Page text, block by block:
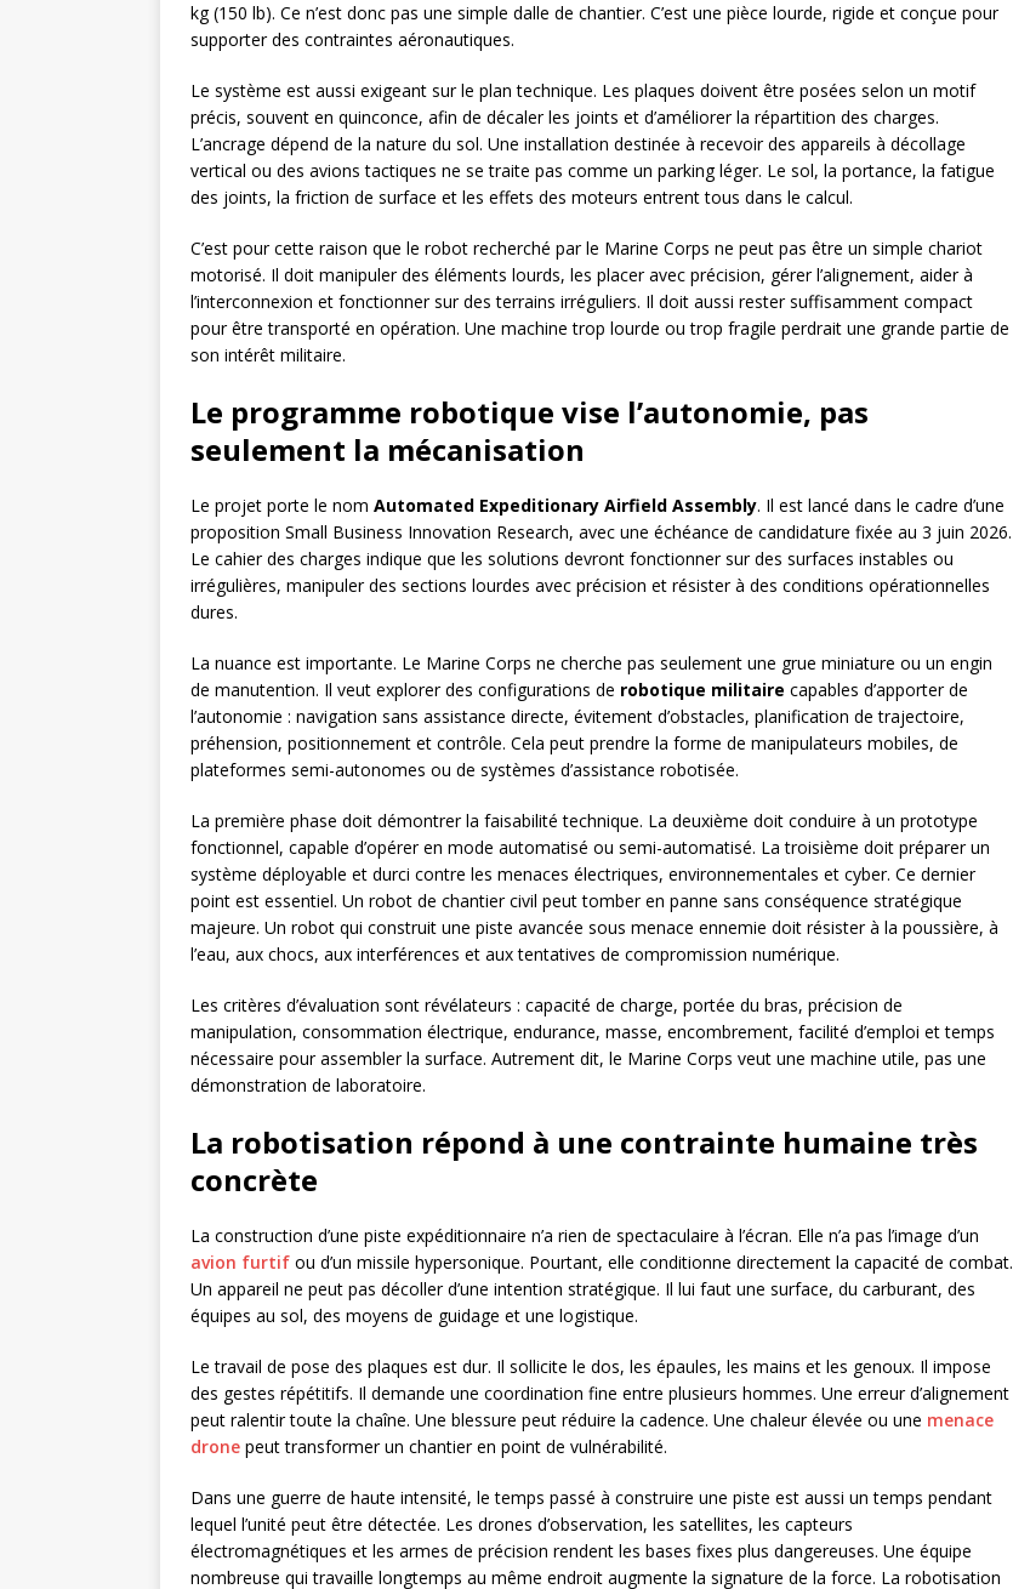
kg (150 lb). Ce n’est donc pas une simple dalle de chantier. C’est une pièce lourde, rigide et conçue pour
supporter des contraintes aéronautiques.
Le système est aussi exigeant sur le plan technique. Les plaques doivent être posées selon un motif
précis, souvent en quinconce, afin de décaler les joints et d’améliorer la répartition des charges.
L’ancrage dépend de la nature du sol. Une installation destinée à recevoir des appareils à décollage
vertical ou des avions tactiques ne se traite pas comme un parking léger. Le sol, la portance, la fatigue
des joints, la friction de surface et les effets des moteurs entrent tous dans le calcul.
C’est pour cette raison que le robot recherché par le Marine Corps ne peut pas être un simple chariot
motorisé. Il doit manipuler des éléments lourds, les placer avec précision, gérer l’alignement, aider à
l’interconnexion et fonctionner sur des terrains irréguliers. Il doit aussi rester suffisamment compact
pour être transporté en opération. Une machine trop lourde ou trop fragile perdrait une grande partie de
son intérêt militaire.
Le programme robotique vise l’autonomie, pas
seulement la mécanisation
Le projet porte le nom Automated Expeditionary Airfield Assembly. Il est lancé dans le cadre d’une
proposition Small Business Innovation Research, avec une échéance de candidature fixée au 3 juin 2026.
Le cahier des charges indique que les solutions devront fonctionner sur des surfaces instables ou
irrégulières, manipuler des sections lourdes avec précision et résister à des conditions opérationnelles
dures.
La nuance est importante. Le Marine Corps ne cherche pas seulement une grue miniature ou un engin
de manutention. Il veut explorer des configurations de robotique militaire capables d’apporter de
l’autonomie : navigation sans assistance directe, évitement d’obstacles, planification de trajectoire,
préhension, positionnement et contrôle. Cela peut prendre la forme de manipulateurs mobiles, de
plateformes semi-autonomes ou de systèmes d’assistance robotisée.
La première phase doit démontrer la faisabilité technique. La deuxième doit conduire à un prototype
fonctionnel, capable d’opérer en mode automatisé ou semi-automatisé. La troisième doit préparer un
système déployable et durci contre les menaces électriques, environnementales et cyber. Ce dernier
point est essentiel. Un robot de chantier civil peut tomber en panne sans conséquence stratégique
majeure. Un robot qui construit une piste avancée sous menace ennemie doit résister à la poussière, à
l’eau, aux chocs, aux interférences et aux tentatives de compromission numérique.
Les critères d’évaluation sont révélateurs : capacité de charge, portée du bras, précision de
manipulation, consommation électrique, endurance, masse, encombrement, facilité d’emploi et temps
nécessaire pour assembler la surface. Autrement dit, le Marine Corps veut une machine utile, pas une
démonstration de laboratoire.
La robotisation répond à une contrainte humaine très
concrète
La construction d’une piste expéditionnaire n’a rien de spectaculaire à l’écran. Elle n’a pas l’image d’un
avion furtif ou d’un missile hypersonique. Pourtant, elle conditionne directement la capacité de combat.
Un appareil ne peut pas décoller d’une intention stratégique. Il lui faut une surface, du carburant, des
équipes au sol, des moyens de guidage et une logistique.
Le travail de pose des plaques est dur. Il sollicite le dos, les épaules, les mains et les genoux. Il impose
des gestes répétitifs. Il demande une coordination fine entre plusieurs hommes. Une erreur d’alignement
peut ralentir toute la chaîne. Une blessure peut réduire la cadence. Une chaleur élevée ou une menace
drone peut transformer un chantier en point de vulnérabilité.
Dans une guerre de haute intensité, le temps passé à construire une piste est aussi un temps pendant
lequel l’unité peut être détectée. Les drones d’observation, les satellites, les capteurs
électromagnétiques et les armes de précision rendent les bases fixes plus dangereuses. Une équipe
nombreuse qui travaille longtemps au même endroit augmente la signature de la force. La robotisation